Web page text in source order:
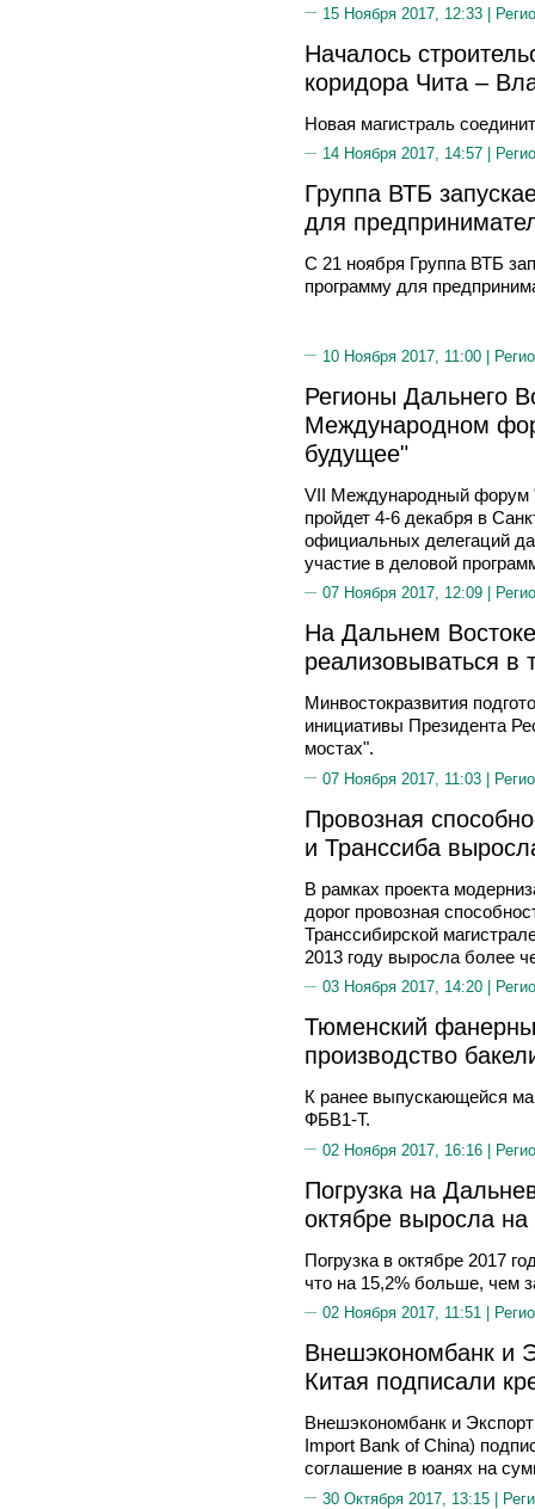
15 Ноября 2017, 12:33 |
Началось
коридора Чита –
Новая магистраль
14 Ноября 2017, 14:57 |
Группа ВТБ
для
С 21 ноября Группа ВТБ
программу для
10 Ноября 2017, 11:00 |
Регионы Дальнего
Международном
будущее"
VII Международный форум
пройдет 4-6 декабря в
официальных делегаций
участие в деловой
07 Ноября 2017, 12:09 |
На Дальнем
реализовываться в
Минвостокразвития
инициативы Президента
мостах".
07 Ноября 2017, 11:03 |
Провозная
и Транссиба
В рамках проекта
дорог провозная
Транссибирской
2013 году выросла более
03 Ноября 2017, 14:20 |
Тюменский
производство
К ранее выпускающейся
ФБВ1-Т.
02 Ноября 2017, 16:16 |
Погрузка на
октябре выросла
Погрузка в октябре 2017
что на 15,2% больше, чем
02 Ноября 2017, 11:51 |
Внешэкономбанк и
Китая подписали
Внешэкономбанк и
Import Bank of China)
соглашение в юанях на
30 Октября 2017, 13:15 |